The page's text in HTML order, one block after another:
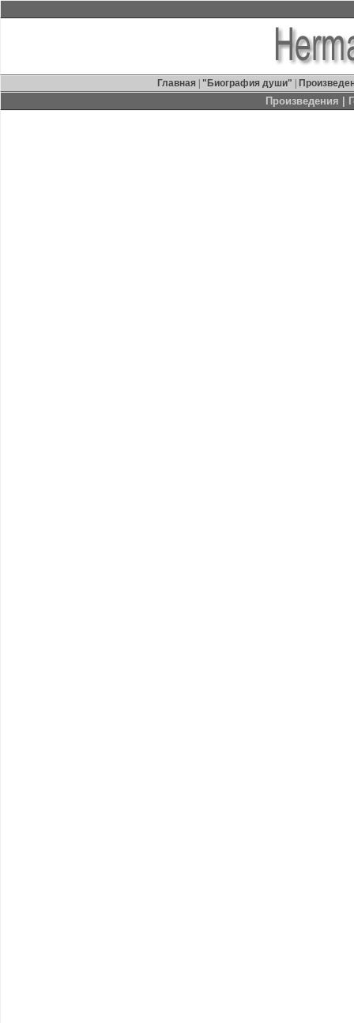
Главная "Биография души"
Произведения |